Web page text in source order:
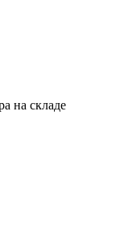
на складе